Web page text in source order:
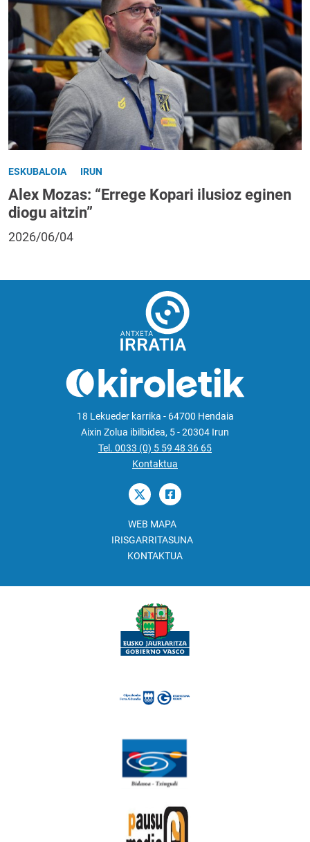
ESKUBALOIA IRUN
Alex Mozas: “Errege Kopari ilusioz eginen
diogu aitzin”
2026/06/04
18 Lekueder karrika - 64700 Hendaia
Aixin Zolua ibilbidea, 5 - 20304 Irun
Tel. 0033 (0) 5 59 48 36 65
Kontaktua
WEB MAPA
IRISGARRITASUNA
KONTAKTUA